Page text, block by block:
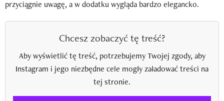
przyciągnie uwagę, a w dodatku wygląda bardzo elegancko.
Chcesz zobaczyć tę treść?
Aby wyświetlić tę treść, potrzebujemy Twojej zgody, aby
Instagram i jego niezbędne cele mogły załadować treści na
tej stronie.